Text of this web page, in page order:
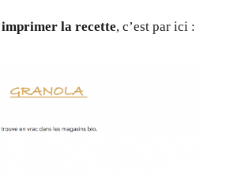
imprimer la recette, c’est par ici :